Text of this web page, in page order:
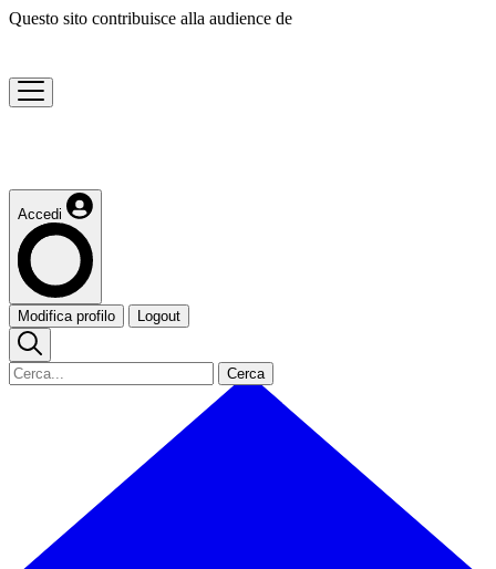
Questo sito contribuisce alla audience de
Accedi
Modifica profilo Logout
Cerca